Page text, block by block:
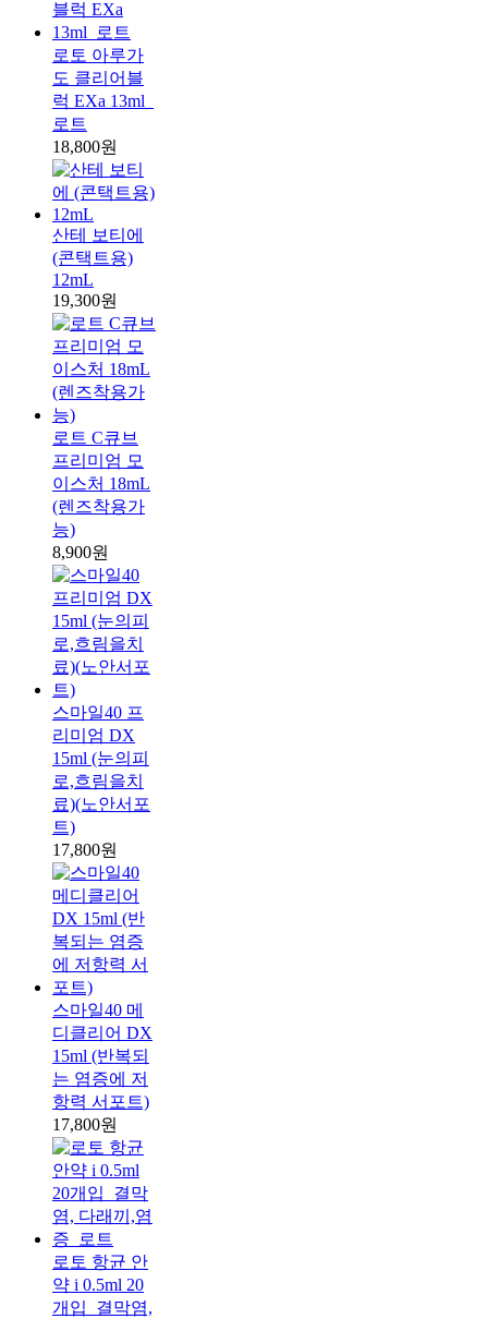
로토 아루가
도 클리어블
럭 EXa 13ml_
로트
18,800원
산테 보티에
(콘택트용)
12mL
19,300원
로트 C큐브
프리미엄 모
이스처 18mL
(렌즈착용가
능)
8,900원
스마일40 프
리미엄 DX
15ml (눈의피
로,흐림을치
료)(노안서포
트)
17,800원
스마일40 메
디클리어 DX
15ml (반복되
는 염증에 저
항력 서포트)
17,800원
로토 항균 안
약 i 0.5ml 20
개입_결막염,